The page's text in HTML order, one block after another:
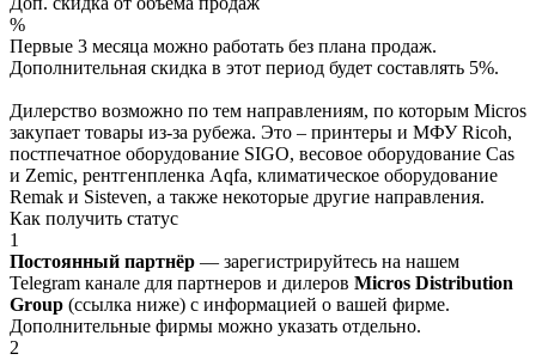
%
Первые 3 месяца можно работать без плана продаж.
Дополнительная скидка в этот период будет составлять 5%.
Дилерство возможно по тем направлениям, по которым Micros
закупает товары из-за рубежа. Это – принтеры и МФУ Ricoh,
постпечатное оборудование SIGO, весовое оборудование Cas
и Zemic, рентгенпленка Aqfa, климатическое оборудование
Remak и Sisteven, а также некоторые другие направления.
Как получить статус
1
Постоянный партнёр — зарегистрируйтесь на нашем
Telegram канале для партнеров и дилеров Micros Distribution
Group (ссылка ниже) с информацией о вашей фирме.
Дополнительные фирмы можно указать отдельно.
2